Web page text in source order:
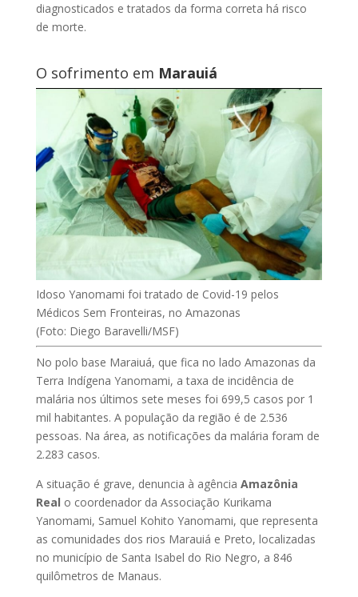
diagnosticados e tratados da forma correta há risco
de morte.
O sofrimento em Marauiá
Idoso Yanomami foi tratado de Covid-19 pelos
Médicos Sem Fronteiras, no Amazonas
⁣(Foto: Diego Baravelli/MSF)
No polo base Maraiuá, que fica no lado Amazonas da
Terra Indígena Yanomami, a taxa de incidência de
malária nos últimos sete meses foi 699,5 casos por 1
mil habitantes. A população da região é de 2.536
pessoas. Na área, as notificações da malária foram de
2.283 casos.
A situação é grave, denuncia à agência Amazônia
Real o coordenador da Associação Kurikama
Yanomami, Samuel Kohito Yanomami, que representa
as comunidades dos rios Marauiá e Preto, localizadas
no município de Santa Isabel do Rio Negro, a 846
quilômetros de Manaus.